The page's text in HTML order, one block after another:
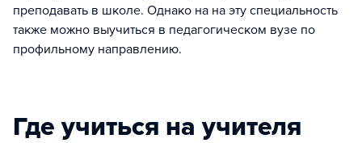
преподавать в школе. Однако на на эту специальность
также можно выучиться в педагогическом вузе по
профильному направлению.
Где учиться на учителя